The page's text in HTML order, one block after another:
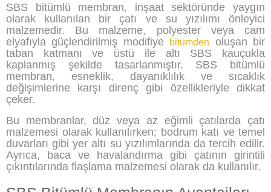
SBS bitümlü membran, inşaat sektöründe yaygın
olarak kullanılan bir çatı ve su yızılımı önleyici
malzemedir. Bu malzeme, polyester veya cam
elyafıyla güçlendirilmiş modifiye
bitümden
oluşan bir
taban katmanı ve üstü ile altı SBS kauçukla
kaplanmış şekilde tasarlanmıştır. SBS bitümlü
membran, esneklik, dayanıklılık ve sıcaklık
değişimlerine karşı direnç gibi özellikleriyle dikkat
çeker.
Bu membranlar, düz veya az eğimli çatılarda çatı
malzemesi olarak kullanılırken; bodrum katı ve temel
duvarları gibi yer altı su yızılımlarında da tercih edilir.
Ayrıca, baca ve havalandırma gibi çatının girintili
çıkıntılarında flaşlama malzemesi olarak da kullanılır.